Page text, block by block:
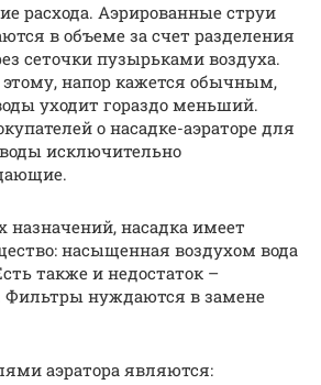
расхода. Аэрированные струи
в объеме за счет разделения
сеточки пузырьками воздуха.
этому, напор кажется обычным,
уходит гораздо меньший.
о насадке-аэраторе для
исключительно
насадка имеет
насыщенная воздухом вода
также и недостаток –
Фильтры нуждаются в замене
аэратора являются: